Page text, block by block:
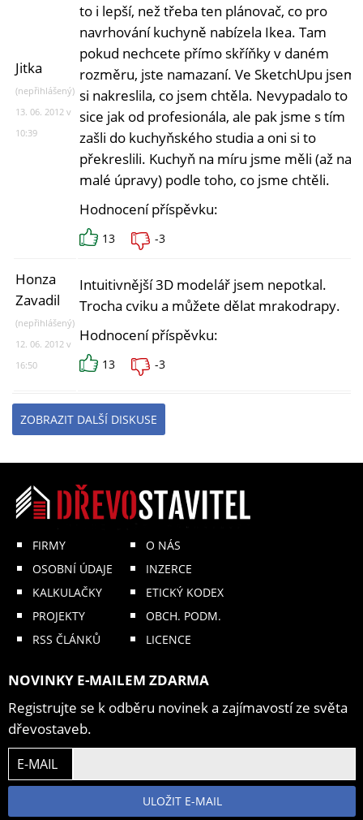
Jitka
(nepřihlášený)
13. 06. 2012 v
10:39
to i lepší, než třeba ten plánovač, co pro
navrhování kuchyně nabízela Ikea. Tam
pokud nechcete přímo skříňky v daném
rozměru, jste namazaní. Ve SketchUpu jsem
si nakreslila, co jsem chtěla. Nevypadalo to
sice jak od profesionála, ale pak jsme s tím
zašli do kuchyňského studia a oni si to
překreslili. Kuchyň na míru jsme měli (až na
malé úpravy) podle toho, co jsme chtěli.
Hodnocení příspěvku:
13 -3
Honza
Zavadil
(nepřihlášený)
12. 06. 2012 v
16:50
Intuitivnější 3D modelář jsem nepotkal.
Trocha cviku a můžete dělat mrakodrapy.
Hodnocení příspěvku:
13 -3
ZOBRAZIT DALŠÍ DISKUSE
FIRMY
OSOBNÍ ÚDAJE
KALKULAČKY
PROJEKTY
RSS ČLÁNKŮ
O NÁS
INZERCE
ETICKÝ KODEX
OBCH. PODM.
LICENCE
NOVINKY E-MAILEM ZDARMA
Registrujte se k odběru novinek a zajímavostí ze světa
dřevostaveb.
E-MAIL
ULOŽIT E-MAIL